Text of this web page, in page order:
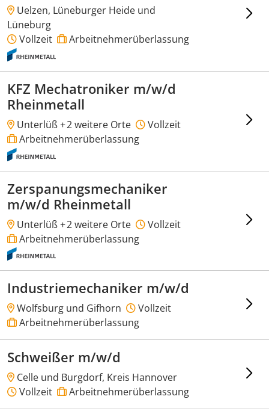
Uelzen, Lüneburger Heide und
Lüneburg
Vollzeit
Arbeitnehmerüberlassung
KFZ Mechatroniker m/w/d
Rheinmetall
Unterlüß +2 weitere Orte
Vollzeit
Arbeitnehmerüberlassung
Zerspanungsmechaniker
m/w/d Rheinmetall
Unterlüß +2 weitere Orte
Vollzeit
Arbeitnehmerüberlassung
Industriemechaniker m/w/d
Wolfsburg und Gifhorn
Vollzeit
Arbeitnehmerüberlassung
Schweißer m/w/d
Celle und Burgdorf, Kreis Hannover
Vollzeit
Arbeitnehmerüberlassung